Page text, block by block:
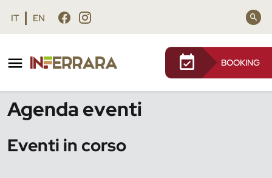
Vai al contenuto principale
Vai al footer
IT EN
BOOKING
Agenda eventi
Eventi in corso